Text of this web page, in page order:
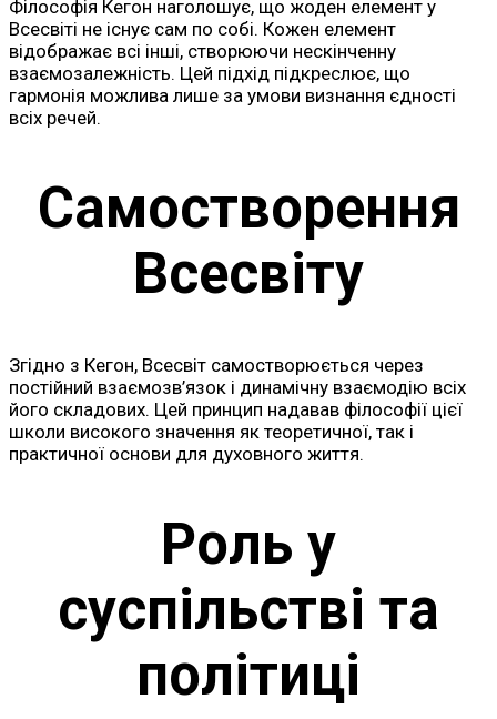
Філософія Кегон наголошує, що жоден елемент у
Всесвіті не існує сам по собі. Кожен елемент
відображає всі інші, створюючи нескінченну
взаємозалежність. Цей підхід підкреслює, що
гармонія можлива лише за умови визнання єдності
всіх речей.
Самостворення
Всесвіту
Згідно з Кегон, Всесвіт самостворюється через
постійний взаємозв’язок і динамічну взаємодію всіх
його складових. Цей принцип надавав філософії цієї
школи високого значення як теоретичної, так і
практичної основи для духовного життя.
Роль у
суспільстві та
політиці